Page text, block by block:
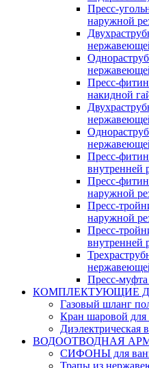
Пресс-
наружной
Пресс-
накидной
Пресс-
внутренней
Пресс-
наружной
Пресс-
наружной
Пресс-
внутренней
Пресс-
КОМПЛЕКТУЮЩИЕ
Газовый шланг
Кран шаровой для
Диэлектрическая
ВОДООТВОДНАЯ
СИФОНЫ для
Трапы из